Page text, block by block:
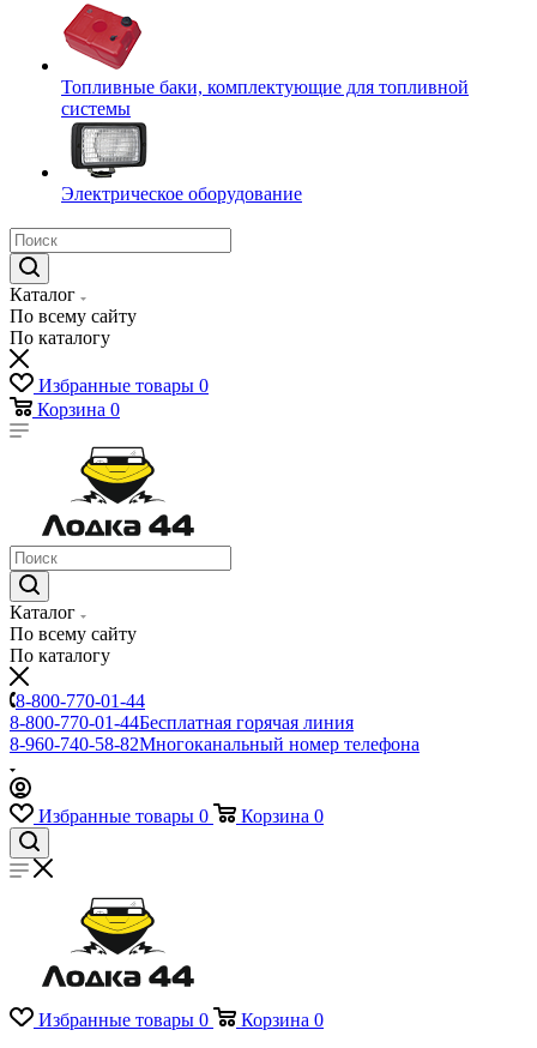
Топливные баки, комплектующие для топливной
системы
Электрическое оборудование
Каталог
По всему сайту
По каталогу
Избранные товары 0
Корзина 0
Каталог
По всему сайту
По каталогу
8-800-770-01-44
8-800-770-01-44Бесплатная горячая линия
8-960-740-58-82Многоканальный номер телефона
Избранные товары 0 Корзина 0
Избранные товары 0 Корзина 0